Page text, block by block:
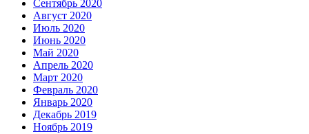
Сентябрь 2020
Август 2020
Июль 2020
Июнь 2020
Май 2020
Апрель 2020
Март 2020
Февраль 2020
Январь 2020
Декабрь 2019
Ноябрь 2019